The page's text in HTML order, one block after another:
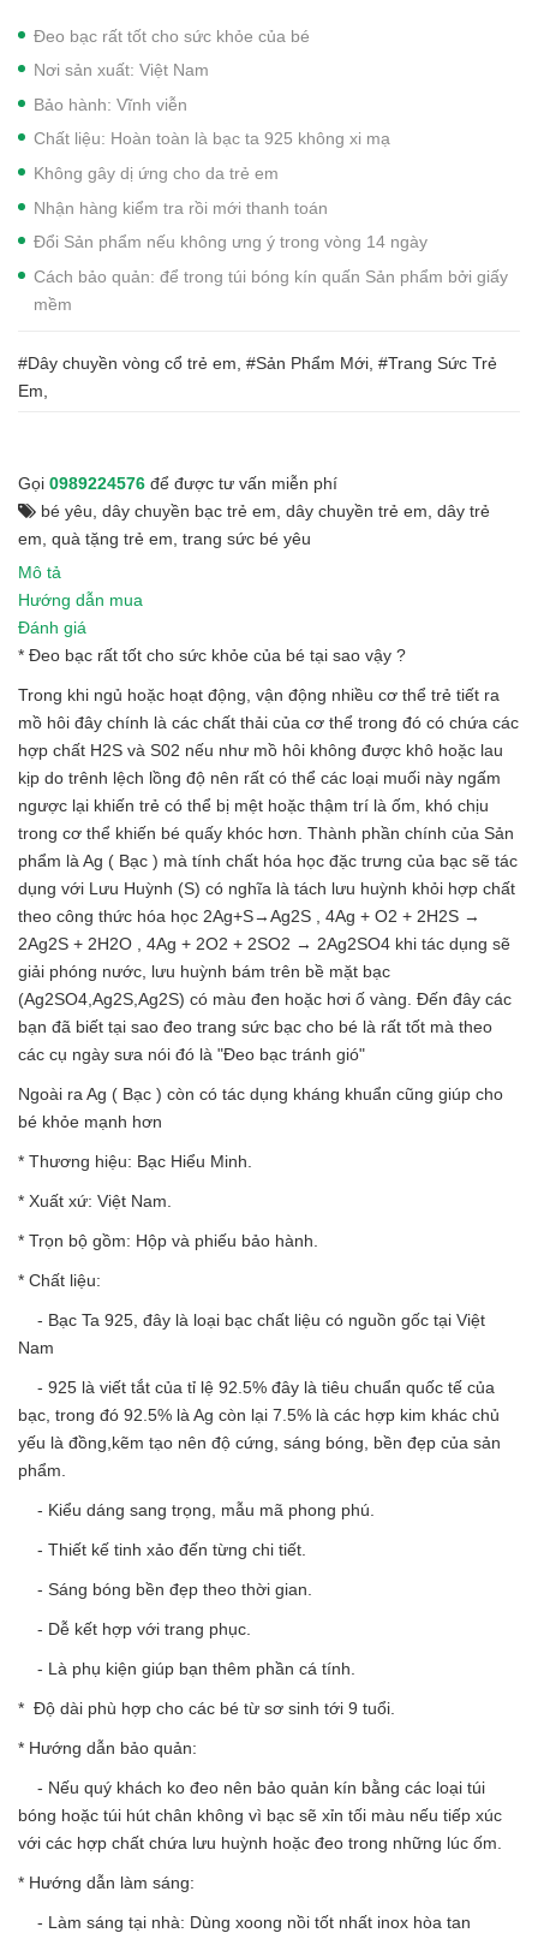
Đeo bạc rất tốt cho sức khỏe của bé
Nơi sản xuất: Việt Nam
Bảo hành: Vĩnh viễn
Chất liệu: Hoàn toàn là bạc ta 925 không xi mạ
Không gây dị ứng cho da trẻ em
Nhận hàng kiểm tra rồi mới thanh toán
Đổi Sản phẩm nếu không ưng ý trong vòng 14 ngày
Cách bảo quản: để trong túi bóng kín quấn Sản phẩm bởi giấy
mềm
#Dây chuyền vòng cổ trẻ em, #Sản Phẩm Mới, #Trang Sức Trẻ
Em,
Gọi 0989224576 để được tư vấn miễn phí
bé yêu, dây chuyền bạc trẻ em, dây chuyền trẻ em, dây trẻ
em, quà tặng trẻ em, trang sức bé yêu
Mô tả
Hướng dẫn mua
Đánh giá
* Đeo bạc rất tốt cho sức khỏe của bé tại sao vậy ?
Trong khi ngủ hoặc hoạt động, vận động nhiều cơ thể trẻ tiết ra
mồ hôi đây chính là các chất thải của cơ thể trong đó có chứa các
hợp chất H2S và S02 nếu như mồ hôi không được khô hoặc lau
kịp do trênh lệch lồng độ nên rất có thể các loại muối này ngấm
ngược lại khiến trẻ có thể bị mệt hoặc thậm trí là ốm, khó chịu
trong cơ thể khiến bé quấy khóc hơn. Thành phần chính của Sản
phẩm là Ag ( Bạc ) mà tính chất hóa học đặc trưng của bạc sẽ tác
dụng với Lưu Huỳnh (S) có nghĩa là tách lưu huỳnh khỏi hợp chất
theo công thức hóa học 2Ag+S→Ag2S , 4Ag + O2 + 2H2S →
2Ag2S + 2H2O , 4Ag + 2O2 + 2SO2 → 2Ag2SO4 khi tác dụng sẽ
giải phóng nước, lưu huỳnh bám trên bề mặt bạc
(Ag2SO4,Ag2S,Ag2S) có màu đen hoặc hơi ố vàng. Đến đây các
bạn đã biết tại sao đeo trang sức bạc cho bé là rất tốt mà theo
các cụ ngày sưa nói đó là "Đeo bạc tránh gió"
Ngoài ra Ag ( Bạc ) còn có tác dụng kháng khuẩn cũng giúp cho
bé khỏe mạnh hơn
* Thương hiệu: Bạc Hiểu Minh.
* Xuất xứ: Việt Nam.
* Trọn bộ gồm: Hộp và phiếu bảo hành.
* Chất liệu:
- Bạc Ta 925, đây là loại bạc chất liệu có nguồn gốc tại Việt
Nam
- 925 là viết tắt của tỉ lệ 92.5% đây là tiêu chuẩn quốc tế của
bạc, trong đó 92.5% là Ag còn lại 7.5% là các hợp kim khác chủ
yếu là đồng,kẽm tạo nên độ cứng, sáng bóng, bền đẹp của sản
phẩm.
- Kiểu dáng sang trọng, mẫu mã phong phú.
- Thiết kế tinh xảo đến từng chi tiết.
- Sáng bóng bền đẹp theo thời gian.
- Dễ kết hợp với trang phục.
- Là phụ kiện giúp bạn thêm phần cá tính.
* Độ dài phù hợp cho các bé từ sơ sinh tới 9 tuổi.
* Hướng dẫn bảo quản:
- Nếu quý khách ko đeo nên bảo quản kín bằng các loại túi
bóng hoặc túi hút chân không vì bạc sẽ xỉn tối màu nếu tiếp xúc
với các hợp chất chứa lưu huỳnh hoặc đeo trong những lúc ốm.
* Hướng dẫn làm sáng:
- Làm sáng tại nhà: Dùng xoong nồi tốt nhất inox hòa tan